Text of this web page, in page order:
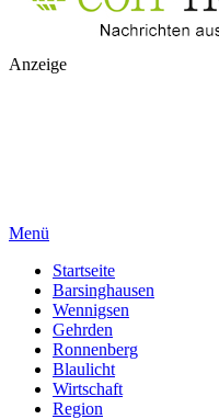
Anzeige
Menü
Startseite
Barsinghausen
Wennigsen
Gehrden
Ronnenberg
Blaulicht
Wirtschaft
Region